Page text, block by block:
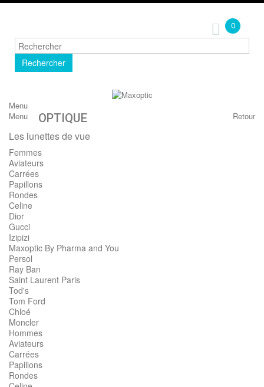
0
Rechercher
Menu
Menu
Retour
OPTIQUE
Les lunettes de vue
Femmes
Aviateurs
Carrées
Papillons
Rondes
Celine
Dior
Gucci
Izipizi
Maxoptic By Pharma and You
Persol
Ray Ban
Saint Laurent Paris
Tod's
Tom Ford
Chloé
Moncler
Hommes
Aviateurs
Carrées
Papillons
Rondes